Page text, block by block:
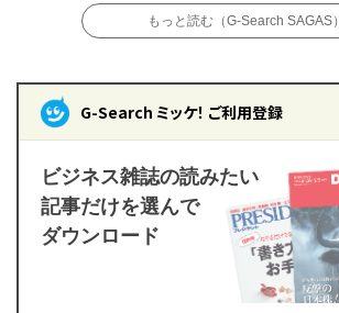
もっと読む（G-Search SAGAS）
G-Search ミッケ！ ご利用登録
ビジネス雑誌の読みたい
記事だけを選んで
ダウンロード